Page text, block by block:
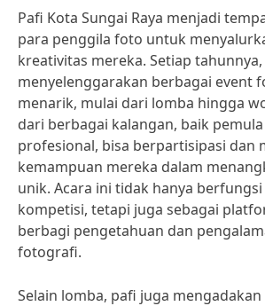
Pafi Kota Sungai Raya menjadi
para penggila foto untuk
kreativitas mereka. Setiap
menyelenggarakan berbagai event
menarik, mulai dari lomba hingga
dari berbagai kalangan, baik
profesional, bisa berpartisipasi dan
kemampuan mereka dalam
unik. Acara ini tidak hanya
kompetisi, tetapi juga sebagai
berbagi pengetahuan dan
fotografi.
Selain lomba, pafi juga